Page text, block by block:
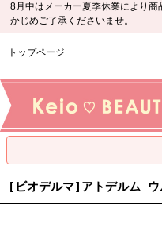
8月中はメーカー夏季休業により
かじめご了承くださいませ。
トップページ
[ビオデルマ]アトデルム ウ